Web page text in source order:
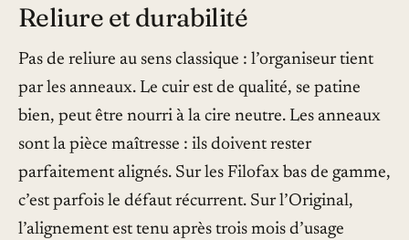
Reliure et durabilité
Pas de reliure au sens classique : l’organiseur tient
par les anneaux. Le cuir est de qualité, se patine
bien, peut être nourri à la cire neutre. Les anneaux
sont la pièce maîtresse : ils doivent rester
parfaitement alignés. Sur les Filofax bas de gamme,
c’est parfois le défaut récurrent. Sur l’Original,
l’alignement est tenu après trois mois d’usage